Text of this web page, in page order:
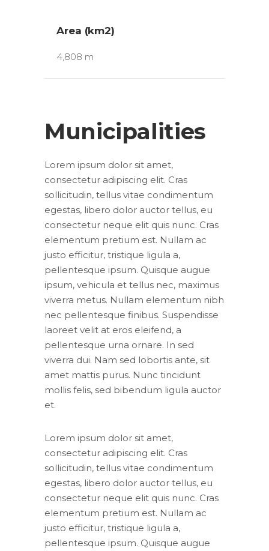
Area (km2)
4,808 m
Municipalities
Lorem ipsum dolor sit amet,
consectetur adipiscing elit. Cras
sollicitudin, tellus vitae condimentum
egestas, libero dolor auctor tellus, eu
consectetur neque elit quis nunc. Cras
elementum pretium est. Nullam ac
justo efficitur, tristique ligula a,
pellentesque ipsum. Quisque augue
ipsum, vehicula et tellus nec, maximus
viverra metus. Nullam elementum nibh
nec pellentesque finibus. Suspendisse
laoreet velit at eros eleifend, a
pellentesque urna ornare. In sed
viverra dui. Nam sed lobortis ante, sit
amet mattis purus. Nunc tincidunt
mollis felis, sed bibendum ligula auctor
et.
Lorem ipsum dolor sit amet,
consectetur adipiscing elit. Cras
sollicitudin, tellus vitae condimentum
egestas, libero dolor auctor tellus, eu
consectetur neque elit quis nunc. Cras
elementum pretium est. Nullam ac
justo efficitur, tristique ligula a,
pellentesque ipsum. Quisque augue